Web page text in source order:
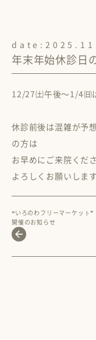
外来診療
date:
年末年始休診日
12/27㈯午後～1/4㈰
休診前後は混雑が予
の方は
お早めにご来院くださ
よろしくお願いします
❝いろのわフリーマーケット❞
開催のお知らせ